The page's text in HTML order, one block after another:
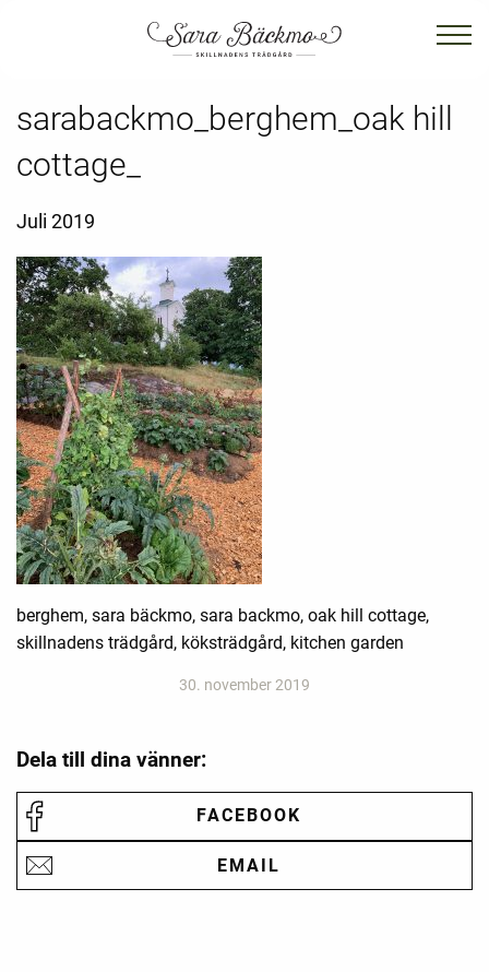
sarabackmo_berghem_oak hill
cottage_
Juli 2019
berghem, sara bäckmo, sara backmo, oak hill cottage,
skillnadens trädgård, köksträdgård, kitchen garden
30. november 2019
Dela till dina vänner:
FACEBOOK
EMAIL